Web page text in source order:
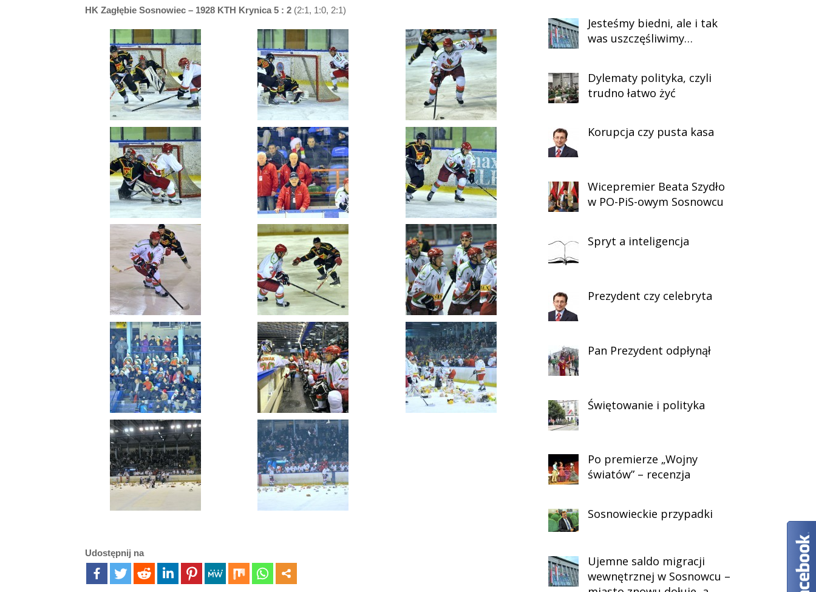
HK Zagłębie Sosnowiec – 1928 KTH Krynica 5 : 2 (2:1, 1:0, 2:1)
Udostępnij na
Jesteśmy biedni, ale i tak
was uszczęśliwimy…
Dylematy polityka, czyli
trudno łatwo żyć
Korupcja czy pusta kasa
Wicepremier Beata Szydło
w PO-PiS-owym Sosnowcu
Spryt a inteligencja
Prezydent czy celebryta
Pan Prezydent odpłynął
Świętowanie i polityka
Po premierze „Wojny
światów” – recenzja
Sosnowieckie przypadki
Ujemne saldo migracji
wewnętrznej w Sosnowcu –